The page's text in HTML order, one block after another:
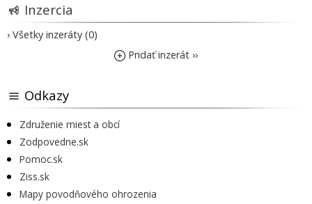
Inzercia
› Všetky inzeráty (0)
Pridať inzerát ››
Odkazy
Združenie miest a obcí
Zodpovedne.sk
Pomoc.sk
Ziss.sk
Mapy povodňového ohrozenia